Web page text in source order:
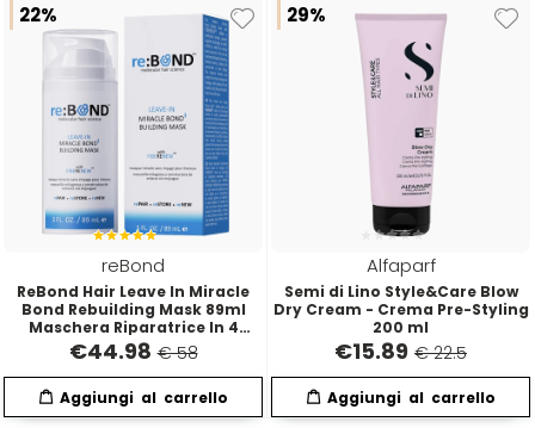
WAHL
Wella
Wetbrush
WOODY'S
Xanitalia
22%
reBond
ReBond Hair Leave In Miracle
Bond Rebuilding Mask 89ml
Maschera Riparatrice In 4
Minuti
€44.98 € 58
29%
Alfaparf
Semi di Lino Style&Care Blow
Dry Cream - Crema Pre-Styling
200 ml
€15.89 € 22.5